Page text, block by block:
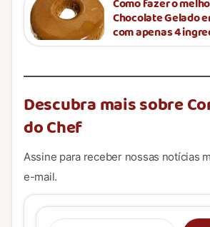
Como fazer o
Chocolate Gelado
com apenas 4
Descubra mais sobre
do Chef
Assine para receber nossas notícias
e-mail.
Digite seu e-mail…